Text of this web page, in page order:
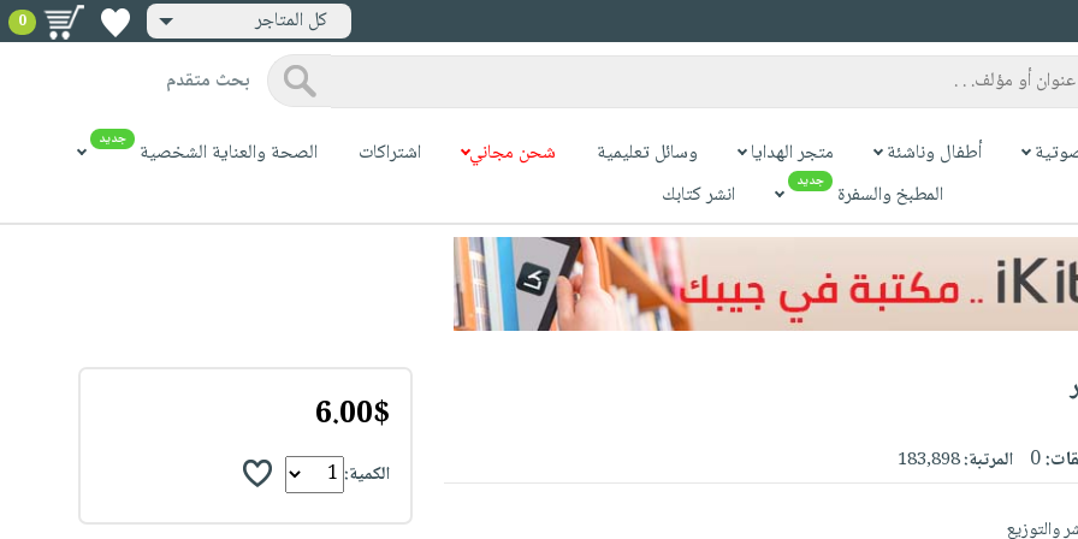
كل المتاجر 0
بحث متقدم
أطفال وناشئة متجر الهدايا وسائل تعليمية شحن مجاني اشتراكات الصحة والعناية الشخصية جديد
المطبخ والسفرة جديد انشر كتابك
0 المرتبة:183,898
والتوزيع
6.00$
الكمية: